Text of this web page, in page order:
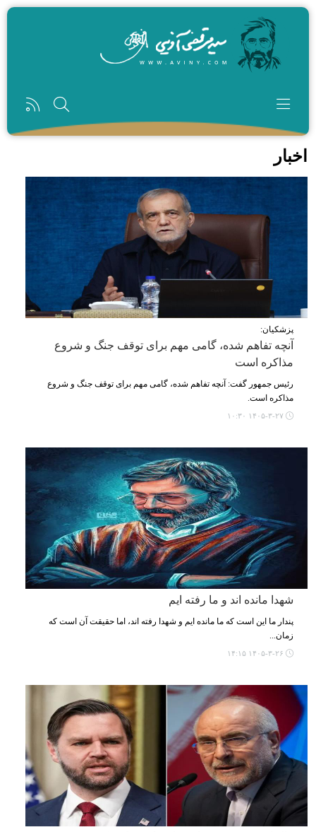
رفتن به محتوای اصلی
اخبار
پزشکیان:
آنچه تفاهم شده، گامی مهم برای توقف جنگ و شروع
مذاکره است
رئیس جمهور گفت: آنچه تفاهم شده، گامی مهم برای توقف جنگ و شروع
مذاکره است.
شهدا مانده اند و ما رفته ایم
پندار ما این است که ما مانده ایم و شهدا رفته اند، اما حقیقت آن است که
زمان...